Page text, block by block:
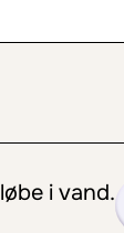
i vand.